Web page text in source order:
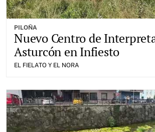
PILOÑA
Nuevo Centro de
Asturcón en Infiesto
EL FIELATO Y EL NORA